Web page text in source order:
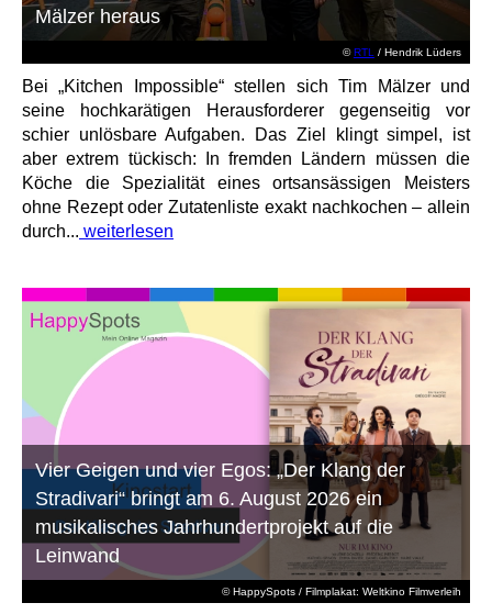
©RTL / Hendrik Lüders
Mälzer heraus
Bei „Kitchen Impossible“ stellen sich Tim Mälzer und
seine hochkarätigen Herausforderer gegenseitig vor
schier unlösbare Aufgaben. Das Ziel klingt simpel, ist
aber extrem tückisch: In fremden Ländern müssen die
Köche die Spezialität eines ortsansässigen Meisters
ohne Rezept oder Zutatenliste exakt nachkochen – allein
durch... weiterlesen
© HappySpots / Filmplakat: Weltkino Filmverleih
Vier Geigen und vier Egos: „Der Klang der
Stradivari“ bringt am 6. August 2026 ein
musikalisches Jahrhundertprojekt auf die
Leinwand